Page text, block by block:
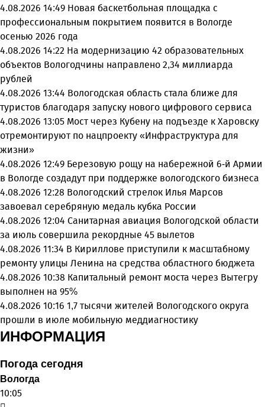
4.08.2026 14:49 Новая баскетбольная площадка с
профессиональным покрытием появится в Вологде
осенью 2026 года
4.08.2026 14:22 На модернизацию 42 образовательных
объектов Вологодчины направлено 2,34 миллиарда
рублей
4.08.2026 13:44 Вологодская область стала ближе для
туристов благодаря запуску нового цифрового сервиса
4.08.2026 13:05 Мост через Кубену на подъезде к Харовску
отремонтируют по нацпроекту «Инфраструктура для
жизни»
4.08.2026 12:49 Березовую рощу на набережной 6-й Армии
в Вологде создадут при поддержке вологодского бизнеса
4.08.2026 12:28 Вологодский стрелок Илья Марсов
завоевал серебряную медаль кубка России
4.08.2026 12:04 Санитарная авиация Вологодской области
за июль совершила рекордные 45 вылетов
4.08.2026 11:34 В Кириллове приступили к масштабному
ремонту улицы Ленина на средства областного бюджета
4.08.2026 10:38 Капитальный ремонт моста через Вытегру
выполнен на 95%
4.08.2026 10:16 1,7 тысячи жителей Вологодского округа
прошли в июле мобильную меддиагностику
ИНФОРМАЦИЯ
Погода сегодня
Вологда
10:05